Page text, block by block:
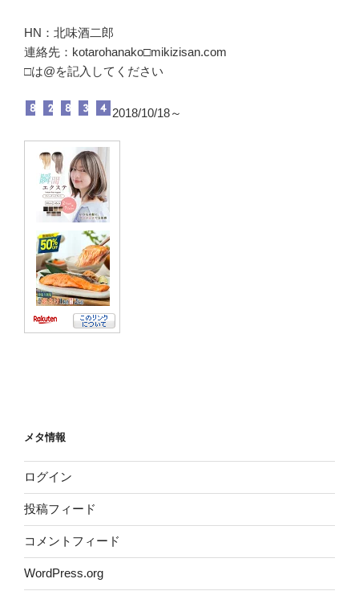
HN：北味酒二郎
連絡先：kotarohanako□mikizisan.com
□は@を記入してください
2018/10/18～
メタ情報
ログイン
投稿フィード
コメントフィード
WordPress.org